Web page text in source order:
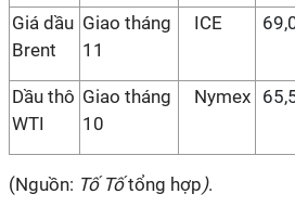
Giá dầu
Brent
Giao tháng
11
ICE
Dầu thô
WTI
Giao tháng
10
Nymex
(Nguồn: Tố Tốtổng hợp).